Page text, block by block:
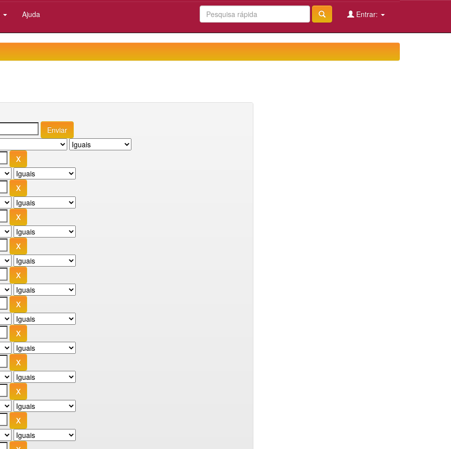
Ajuda Entrar: